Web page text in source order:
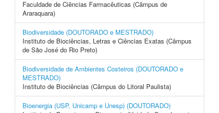
Faculdade de Ciências Farmacêuticas (Câmpus de
Araraquara)
Biodiversidade (DOUTORADO e MESTRADO)
Instituto de Biociências, Letras e Ciências Exatas (Câmpus
de São José do Rio Preto)
Biodiversidade de Ambientes Costeiros (DOUTORADO e
MESTRADO)
Instituto de Biociências (Câmpus do Litoral Paulista)
Bioenergia (USP, Unicamp e Unesp) (DOUTORADO)